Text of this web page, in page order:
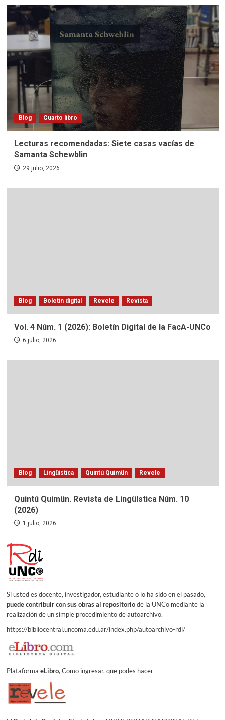
Blog Cuarto libro
Lecturas recomendadas: Siete casas vacías de
Samanta Schewblin
29 julio, 2026
Blog Boletín digital Revele Revista
Vol. 4 Núm. 1 (2026): Boletín Digital de la FacA-UNCo
6 julio, 2026
Blog Lingüística Quintú Quimün Revele
Quintú Quimün. Revista de Lingüística Núm. 10
(2026)
1 julio, 2026
Si usted es docente, investigador, estudiante o lo ha sido en el pasado,
puede contribuir con sus obras al repositoriode la UNCo mediante la
realización de un simple procedimiento de autoarchivo.
https://bibliocentral.uncoma.edu.ar/index.php/autoarchivo-rdi/
Plataforma eLibro, Como ingresar, que podes hacer